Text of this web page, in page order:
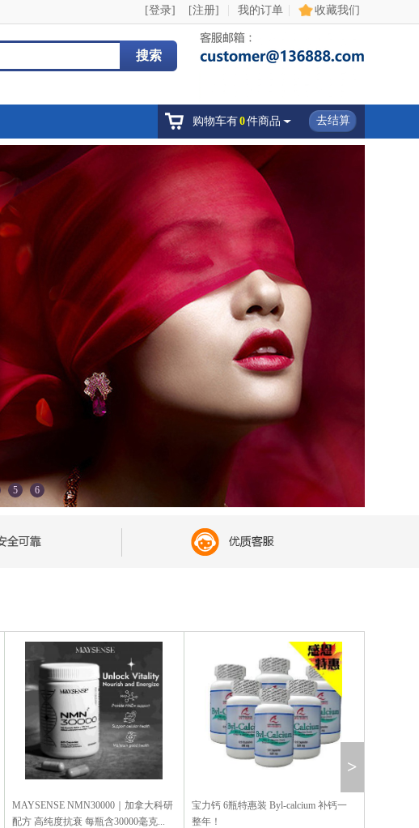
[登录] [注册] 我的订单 收藏我们
搜索
购物车有0件商品 去结算
5 6
宝力钙 6瓶特惠装 Byl-calcium 补钙一
整年！
抗 癌最佳组合：3瓶安可尔抗 癌素+3
瓶康明抗 癌胶囊（特惠6瓶装)
>